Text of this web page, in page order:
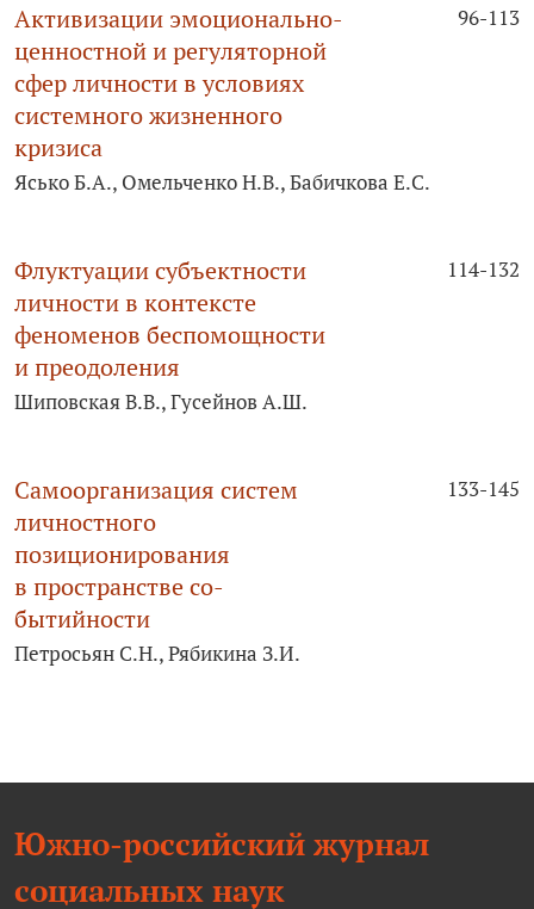
Активизации эмоционально-
ценностной и регуляторной
сфер личности в условиях
системного жизненного
кризиса
96-113
Ясько Б.А., Омельченко Н.В., Бабичкова Е.С.
Флуктуации субъектности
личности в контексте
феноменов беспомощности
и преодоления
114-132
Шиповская В.В., Гусейнов А.Ш.
Самоорганизация систем
личностного
позиционирования
в пространстве со-
бытийности
133-145
Петросьян С.Н., Рябикина З.И.
Южно-российский журнал
социальных наук